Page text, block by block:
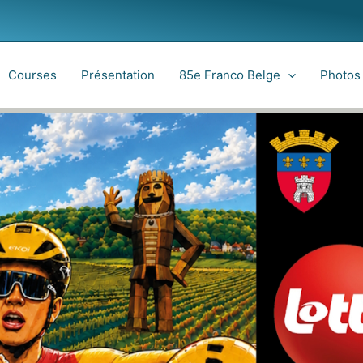
Courses Présentation 85e Franco Belge Photos